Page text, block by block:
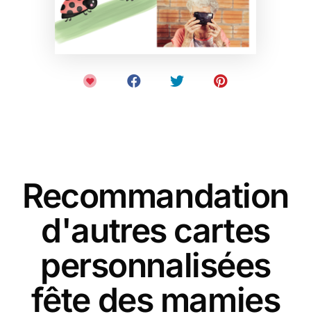
Recommandation
d'autres cartes
personnalisées
fête des mamies